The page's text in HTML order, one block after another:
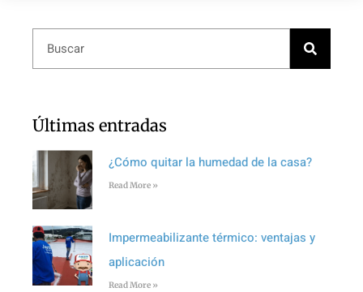
Últimas entradas
¿Cómo quitar la humedad de la casa?
Read More »
Impermeabilizante térmico: ventajas y
aplicación
Read More »